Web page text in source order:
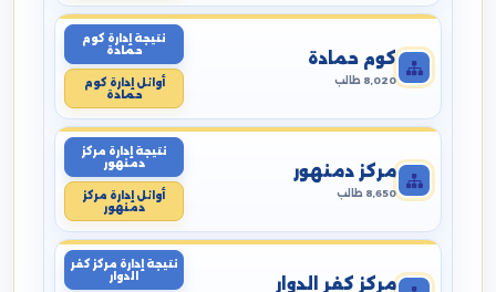
كوم حمادة
8,020 طالب
نتيجة إدارة كوم
حمادة
أوائل إدارة كوم
حمادة
مركز دمنهور
8,650 طالب
نتيجة إدارة مركز
دمنهور
أوائل إدارة مركز
دمنهور
مركز كفر الدوار
نتيجة إدارة مركز كفر
الدوار